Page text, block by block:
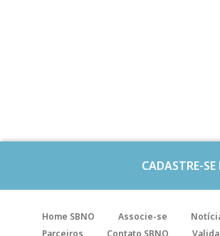
CADASTRE-
Home SBNO Associe-se
Parceiros
Contato SBNO